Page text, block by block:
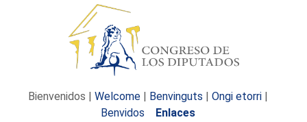
Bienvenidos | Welcome | Benvinguts | Ongi etorri |
Benvidos
Enlaces